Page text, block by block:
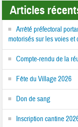
Articles
Arrêté préfectoral
motorisés sur les voies
Compte-rendu de la
Fête du Village 2026
Don de sang
Inscription cantine